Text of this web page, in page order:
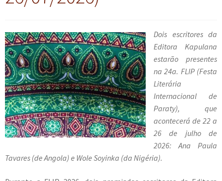
Dois escritores da
Editora Kapulana
estarão presentes
na 24a. FLIP (Festa
Literária
Internacional de
Paraty), que
acontecerá de 22 a
26 de julho de
2026: Ana Paula
Tavares (de Angola) e Wole Soyinka (da Nigéria).